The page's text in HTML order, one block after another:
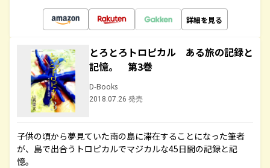
詳細を見る
とろとろトロピカル ある旅の記録と
記憶。 第3巻
D-Books
2018.07.26 発売
子供の頃から夢見ていた南の島に滞在することになった筆者
が、島で出合うトロピカルでマジカルな45日間の記録と記
憶。